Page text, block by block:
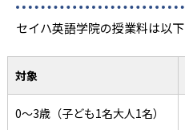
セイハ英語学院の授業料は以下
対象
0～3歳（子ども1名大人1名）